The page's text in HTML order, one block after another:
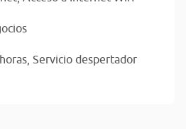
Servicio despertador